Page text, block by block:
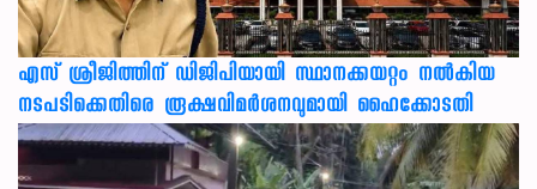
എസ് ശ്രീജിത്തിന് ഡിജിപിയായി സ്ഥാനക്കയറ്റം നൽകിയ
നടപടിക്കെതിരെ രൂക്ഷവിമർശനവുമായി ഹൈക്കോടതി